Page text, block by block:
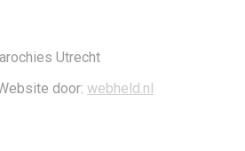
Utrecht
door: webheld.nl